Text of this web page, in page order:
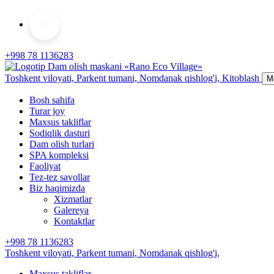
+998 78 1136283
Toshkent viloyati, Parkent tumani, Nomdanak qishlog'i, Kitoblash
Bosh sahifa
Turar joy
Maxsus takliflar
Sodiqlik dasturi
Dam olish turlari
SPA kompleksi
Faoliyat
Tez-tez savollar
Biz haqimizda
Xizmatlar
Galereya
Kontaktlar
+998 78 1136283
Toshkent viloyati, Parkent tumani, Nomdanak qishlog'i,